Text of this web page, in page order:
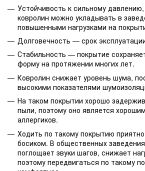
Устойчивость к сильному
ковролин можно укладывать в
повышенными нагрузками на
Долговечность — срок
Стабильность — покрытие
форму на протяжении многих лет.
Ковролин снижает уровень шума,
высокими показателями
На таком покрытии хорошо
пыли, поэтому оно является
аллергиков.
Ходить по такому покрытию
босиком. В общественных
поглощает звуки шагов, снижает
поэтому передвигаться по такому